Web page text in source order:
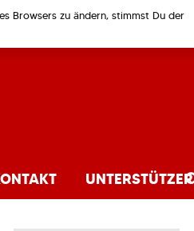
UNTERSTÜTZER
Browsers zu ändern, stimmst Du der